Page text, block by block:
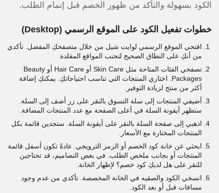
الكود بسهولة والتأكد من ظهور الخصم قبل إتمام الطلب.
خطوات تفعيل الكود على الموقع الرسمي (Desktop)
افتحي الموقع الرسمي لوايت شيل من خلال متصفحكِ المفضل. تأكدي
من أنكِ على النطاق الصحيح لتجنب المواقع المقلدة.
تصفحي الفئات المتاحة مثل Skin Care أو Hair Care أو Beauty
Packages. اختاري المنتجات التي تناسب احتياجاتكِ. يمكنكِ إضافة
أكثر من منتج لزيادة التوفير.
أضيفي المنتجات إلى سلة التسوق بالنقر على زر أضف إلى السلة.
ستظهر أيقونة السلة في أعلى الصفحة مع عدد المنتجات المضافة.
اذهبي إلى صفحة السلة بالنقر على أيقونة السلة. ستجدين قائمة بكل
المنتجات المختارة مع الأسعار.
ابحثي عن خانة كود الخصم أو الرمز الترويجي. عادةً تكون أسفل قائمة
المنتجات أو بجانب ملخص الطلب. في بعض التصاميم، قد تحتاجين
للنقر على هل لديكِ كود خصم؟ لإظهار الخانة.
انسخي الكود والصقيه في الخانة المخصصة. تأكدي من عدم وجود
مسافات قبل أو بعد الكود.